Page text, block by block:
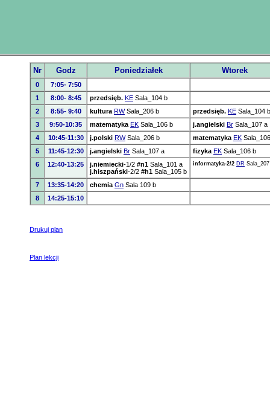
Nr Godz Poniedziałek Wtorek
0
7:05- 7:50
1
8:00- 8:45 przedsięb. KE Sala_104 b
2
8:55- 9:40 kultura RW Sala_206 b przedsięb. KE Sala_104 b
3
9:50-10:35 matematyka EK Sala_106 b j.angielski Br Sala_107 a
4
10:45-11:30 j.polski RW Sala_206 b matematyka EK
5
11:45-12:30 j.angielski Br Sala_107 a fizyka EK Sala_106 b
6
12:40-13:25 j.niemiecki-1/2 #n1 Sala_101 a
j.hiszpański-2/2 #h1 Sala_105 b
informatyka-2/2 DR
7 13:35-14:20 chemia Gn Sala 109 b
8
14:25-15:10
Drukuj plan
Plan lekcji